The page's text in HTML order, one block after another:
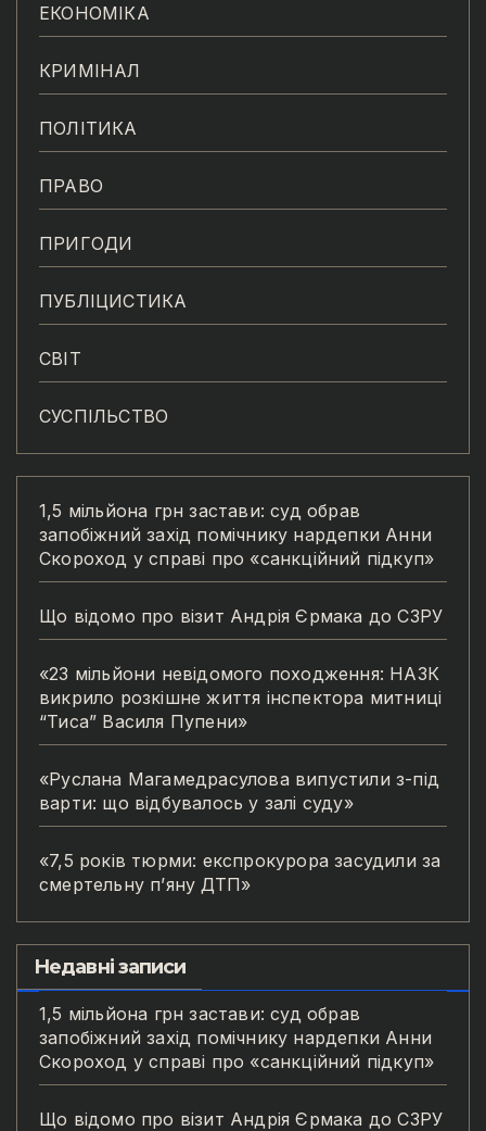
ЕКОНОМІКА
КРИМІНАЛ
ПОЛІТИКА
ПРАВО
ПРИГОДИ
ПУБЛІЦИСТИКА
СВІТ
СУСПІЛЬСТВО
1,5 мільйона грн застави: суд обрав
запобіжний захід помічнику нардепки Анни
Скороход у справі про «санкційний підкуп»
Що відомо про візит Андрія Єрмака до СЗРУ
«23 мільйони невідомого походження: НАЗК
викрило розкішне життя інспектора митниці
“Тиса” Василя Пупени»
«Руслана Магамедрасулова випустили з-під
варти: що відбувалось у залі суду»
«7,5 років тюрми: експрокурора засудили за
смертельну п’яну ДТП»
Недавні записи
1,5 мільйона грн застави: суд обрав
запобіжний захід помічнику нардепки Анни
Скороход у справі про «санкційний підкуп»
Що відомо про візит Андрія Єрмака до СЗРУ